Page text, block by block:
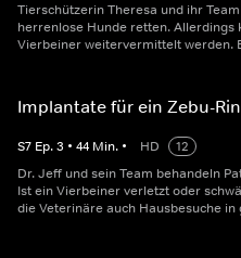
Tierschützerin Theresa und ihr
herrenlose Hunde retten. Allerdings
Vierbeiner weitervermittelt werden.
Implantate für ein Zebu-
S7 Ep.3 • 44 Min. • HD
12
Dr. Jeff und sein Team behandeln
Ist ein Vierbeiner verletzt oder
die Veterinäre auch Hausbesuche in